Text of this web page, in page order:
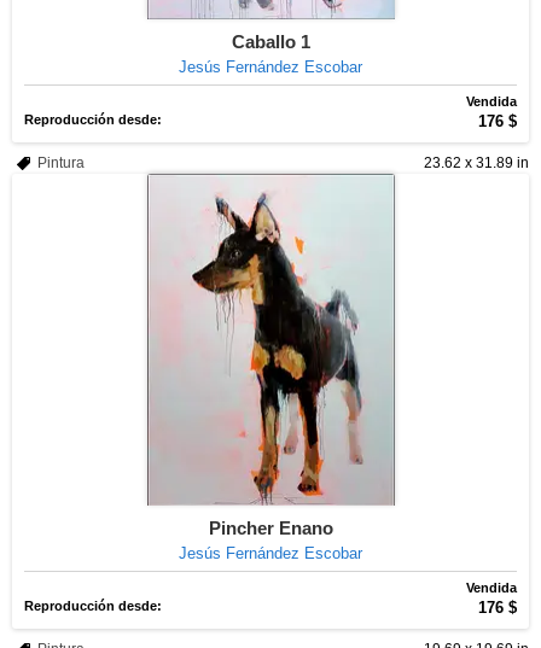
Caballo 1
Jesús Fernández Escobar
Vendida
Reproducción desde:
176 $
23.62 x 31.89 in
Pintura
Pincher Enano
Jesús Fernández Escobar
Vendida
Reproducción desde:
176 $